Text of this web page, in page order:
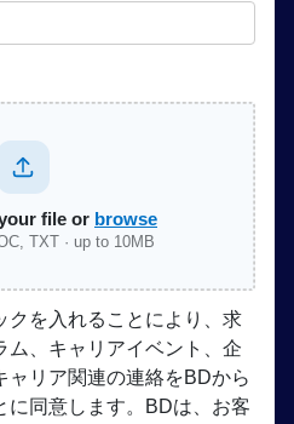
file or browse
TXT · up to 10MB
クを入れることにより、求
ム、キャリアイベント、企
ャリア関連の連絡をBDから
に同意します。BDは、お客